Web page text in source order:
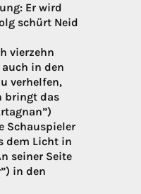
Er wird
schürt Neid
vierzehn
in den
verhelfen,
bringt das
Schauspieler
dem Licht in
seiner Seite
in den